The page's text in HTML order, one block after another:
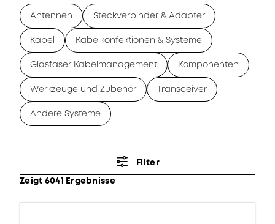
Antennen Steckverbinder & Adapter
Kabel Kabelkonfektionen & Systeme
Glasfaser Kabelmanagement Komponenten
Werkzeuge und Zubehör Transceiver
Andere Systeme
Filter
Zeigt 6041 Ergebnisse